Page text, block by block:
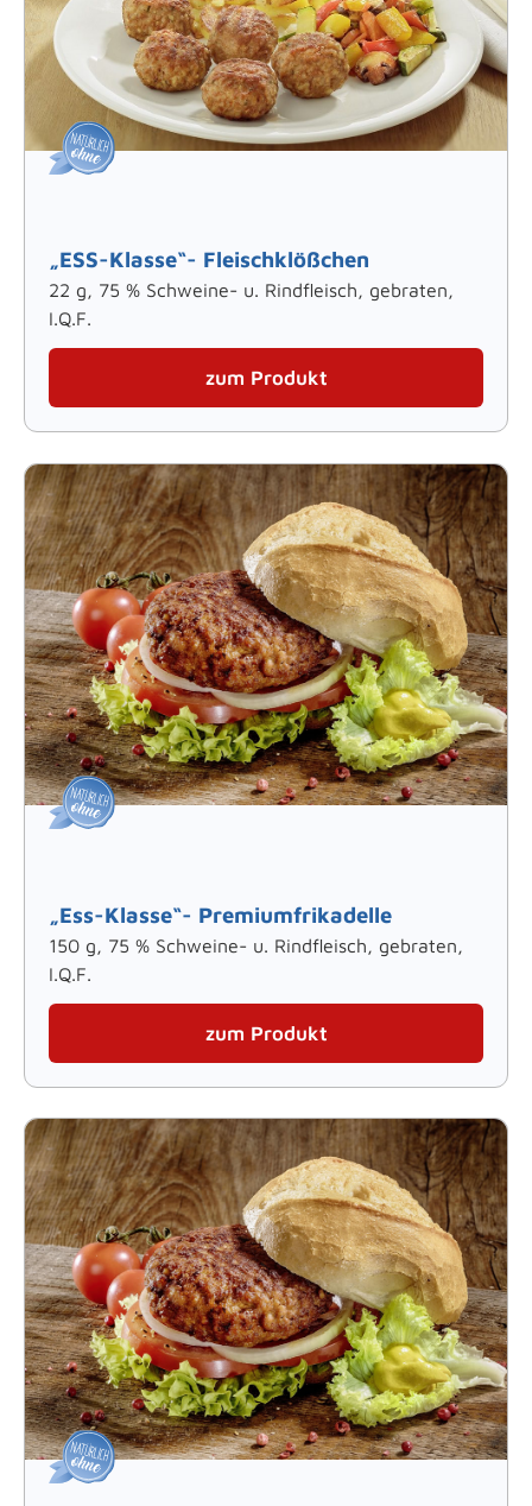
„ESS-Klasse“- Fleischklößchen
22 g, 75 % Schweine- u. Rindfleisch, gebraten,
I.Q.F.
zum Produkt
„Ess-Klasse“- Premiumfrikadelle
150 g, 75 % Schweine- u. Rindfleisch, gebraten,
I.Q.F.
zum Produkt